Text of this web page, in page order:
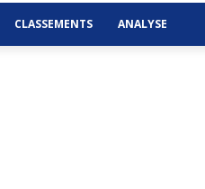
CLASSEMENTS ANALYSE